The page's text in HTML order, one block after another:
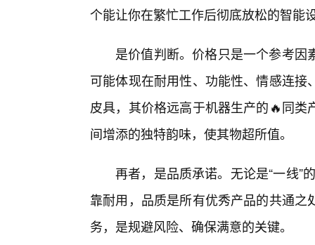
个能让你在繁忙工作后彻底放松的智能
是价值判断。价格只是一个参考
可能体现在耐用性、功能性、情感连
皮具，其价格远高于机器生产的🔥同
间增添的独特韵味，使其物超所值。
再者，是品质承诺。无论是“一线”
靠耐用，品质是所有优秀产品的共通
务，是规避风险、确保满意的关键。